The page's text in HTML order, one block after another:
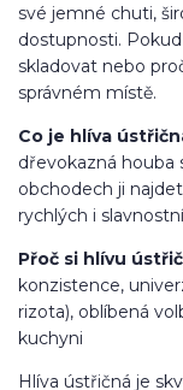
své jemné chuti,
dostupnosti.
skladovat nebo
správném místě.
Co je hlíva
dřevokazná houba
obchodech ji
rychlých i
Přoč si hlívu
konzistence,
rizota), oblíbená
kuchyni
Hlíva ústřičná je